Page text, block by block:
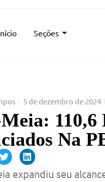
Seções
5 de dezembro de 2024
Na
expandiu seu